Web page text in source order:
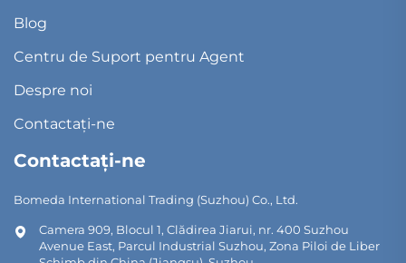
Blog
Centru de Suport pentru Agent
Despre noi
Contactați-ne
Contactați-ne
Bomeda International Trading (Suzhou) Co., Ltd.
Camera 909, Blocul 1, Clădirea Jiarui, nr. 400 Suzhou
Avenue East, Parcul Industrial Suzhou, Zona Piloi de Liber